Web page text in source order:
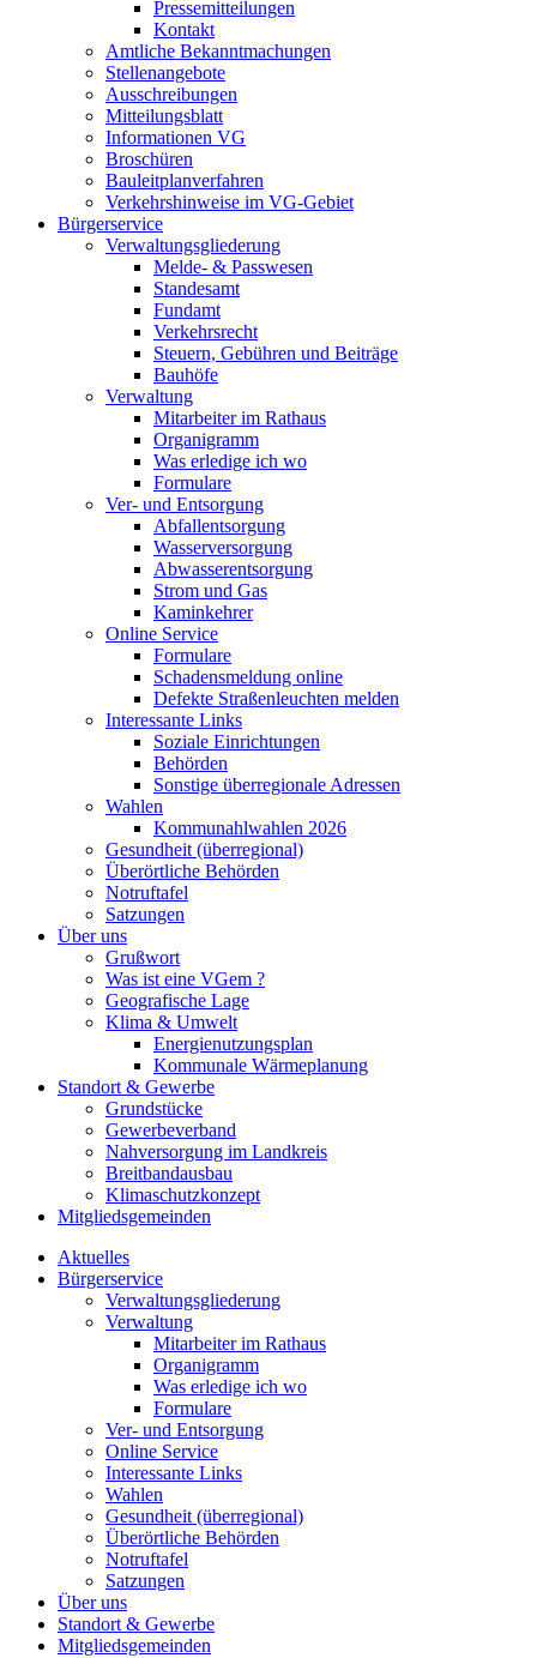
Pressemitteilungen
Kontakt
Amtliche Bekanntmachungen
Stellenangebote
Ausschreibungen
Mitteilungsblatt
Informationen VG
Broschüren
Bauleitplanverfahren
Verkehrshinweise im VG-Gebiet
Bürgerservice
Verwaltungsgliederung
Melde- & Passwesen
Standesamt
Fundamt
Verkehrsrecht
Steuern, Gebühren und Beiträge
Bauhöfe
Verwaltung
Mitarbeiter im Rathaus
Organigramm
Was erledige ich wo
Formulare
Ver- und Entsorgung
Abfallentsorgung
Wasserversorgung
Abwasserentsorgung
Strom und Gas
Kaminkehrer
Online Service
Formulare
Schadensmeldung online
Defekte Straßenleuchten melden
Interessante Links
Soziale Einrichtungen
Behörden
Sonstige überregionale Adressen
Wahlen
Kommunahlwahlen 2026
Gesundheit (überregional)
Überörtliche Behörden
Notruftafel
Satzungen
Über uns
Grußwort
Was ist eine VGem ?
Geografische Lage
Klima & Umwelt
Energienutzungsplan
Kommunale Wärmeplanung
Standort & Gewerbe
Grundstücke
Gewerbeverband
Nahversorgung im Landkreis
Breitbandausbau
Klimaschutzkonzept
Mitgliedsgemeinden
Aktuelles
Bürgerservice
Verwaltungsgliederung
Verwaltung
Mitarbeiter im Rathaus
Organigramm
Was erledige ich wo
Formulare
Ver- und Entsorgung
Online Service
Interessante Links
Wahlen
Gesundheit (überregional)
Überörtliche Behörden
Notruftafel
Satzungen
Über uns
Standort & Gewerbe
Mitgliedsgemeinden